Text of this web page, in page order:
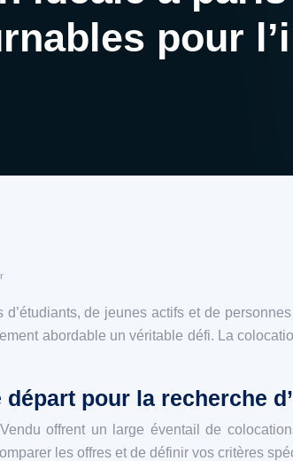
pour
de jeunes actifs et de
abordable un véritable défi. La
pour la recherche
offrent un large éventail de
les offres et de définir vos critères